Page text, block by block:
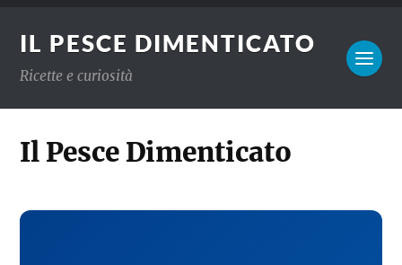
IL PESCE DIMENTICATO
Ricette e curiosità
Il Pesce Dimenticato